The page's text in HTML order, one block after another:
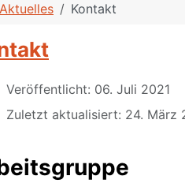
Aktuelles Kontakt
Veröffentlicht: 06. Juli 2021
Zuletzt aktualisiert: 24. März